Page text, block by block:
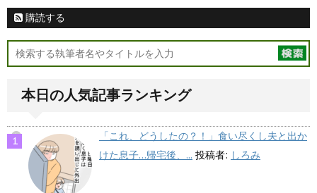
購読する
本日の人気記事ランキング
「これ、どうしたの？！」食い尽くし夫と出か
けた息子…帰宅後、... 投稿者: しろみ